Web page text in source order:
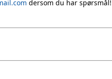
dersom du har spørsmål!